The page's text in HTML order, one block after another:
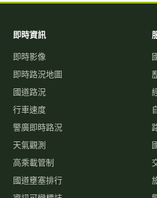
即時資訊
即時影像
即時路況地圖
國道路況
行車速度
警廣即時路況
天氣觀測
高乘載管制
國道壅塞排行